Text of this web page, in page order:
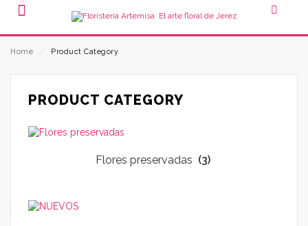
Home Product Category
PRODUCT CATEGORY
Flores preservadas (3)